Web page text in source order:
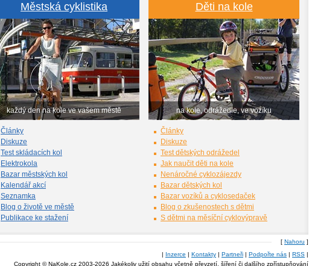
Městská cyklistika
každý den na kole ve vašem městě
Články
Diskuze
Test skládacích kol
Elektrokola
Bazar městských kol
Kalendář akcí
Seznamka
Blog o životě ve městě
Publikace ke stažení
Děti na kole
na kole, odrážedle, ve vozíku
Články
Diskuze
Test dětských odrážedel
Jak naučit děti na kole
Nenáročné cyklozájezdy
Bazar dětských kol
Bazar vozíků a cyklosedaček
Blog o zkušenostech s dětmi
S dětmi na měsíční cyklovýpravě
[ Nahoru ]
| Inzerce | Kontakty | Partneři | Podpořte nás | RSS |
Copyright © NaKole.cz 2003-2026 Jakékoliv užití obsahu včetně převzetí, šíření či dalšího zpřístupňování